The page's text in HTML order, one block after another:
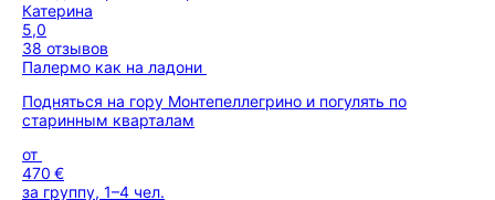
Катерина
5,0
38 отзывов
Палермо как на ладони
Подняться на гору Монтепеллегрино и погулять по
старинным кварталам
от
470 €
за группу, 1–4 чел.